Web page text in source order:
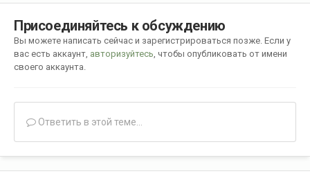
Присоединяйтесь к обсуждению
Вы можете написать сейчас и зарегистрироваться позже. Если у
вас есть аккаунт, авторизуйтесь , чтобы опубликовать от имени
своего аккаунта.
Ответить в этой теме...